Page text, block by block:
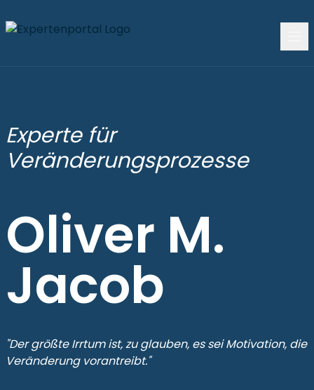
Experte für
Veränderungsprozesse
Oliver M.
Jacob
"Der größte Irrtum ist, zu glauben, es sei Motivation, die
Veränderung vorantreibt."